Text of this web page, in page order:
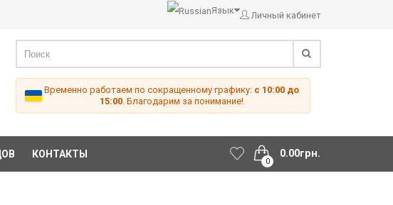
Язык Личный кабинет
Временно работаем по сокращенному графику: с 10:00 до
15:00. Благодарим за понимание!
0
0.00грн.
КОНТАКТЫ